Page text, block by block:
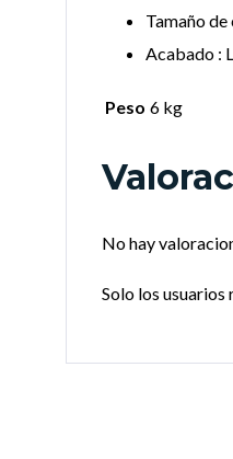
Tamaño de
Acabado :
Peso 6 kg
No hay
Solo los